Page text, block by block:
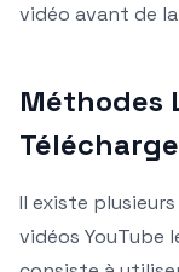
vidéo avant de
Méthodes
Il existe
vidéos YouTube